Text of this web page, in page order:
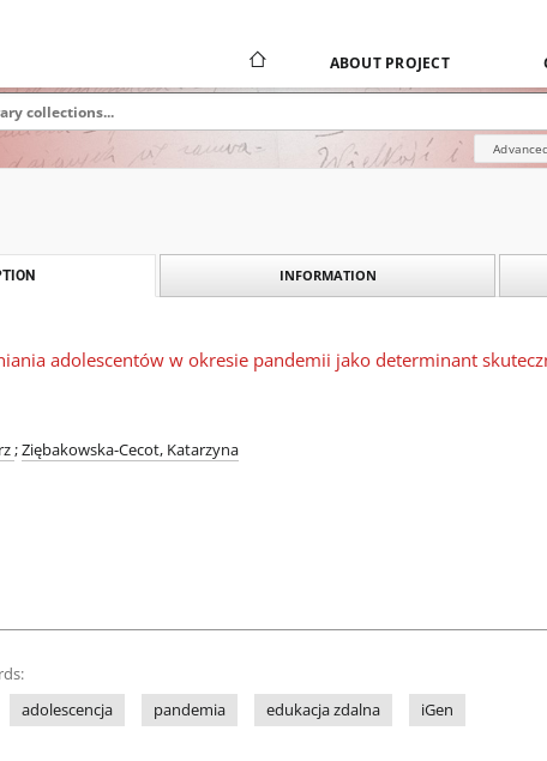
ABOUT PROJECT
INFORMATION
adolescentów w okresie pandemii jako determinant
;Ziębakowska-Cecot, Katarzyna
adolescencja pandemia edukacja zdalna iGen